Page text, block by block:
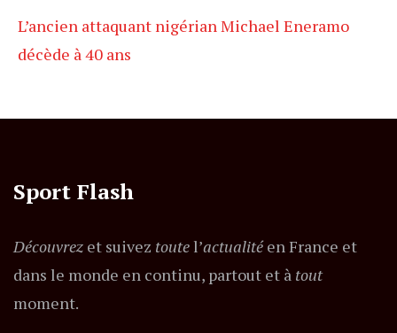
L’ancien attaquant nigérian Michael Eneramo
décède à 40 ans
Sport Flash
Découvrez et suivez toutel’actualitéen France et
dans le monde en continu, partout et à tout
moment.